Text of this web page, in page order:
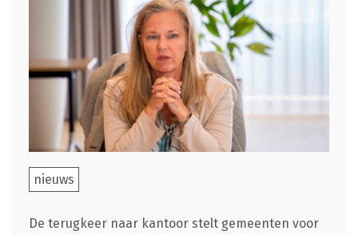
nieuws
De terugkeer naar kantoor stelt gemeenten voor